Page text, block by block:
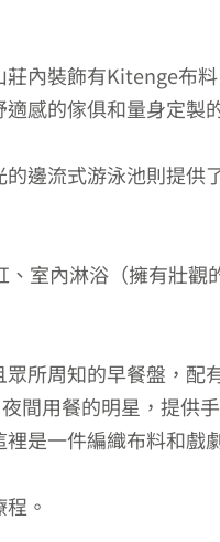
內裝飾有Kitenge布
感的傢俱和量身定製
邊流式游泳池則提供
室內淋浴（擁有壯觀
所周知的早餐盤，配
間用餐的明星，提供
是一件編織布料和戲
。